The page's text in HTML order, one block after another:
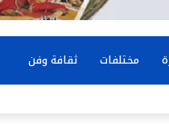
مختلفات ثقافة وفن